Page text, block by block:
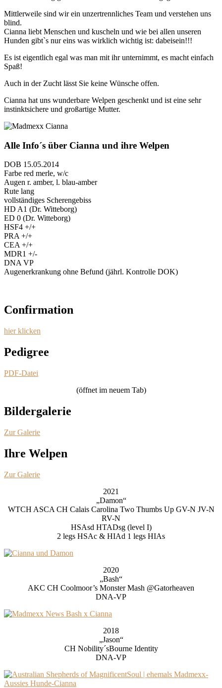
Mittlerweile sind wir ein unzertrennliches Team und verstehen uns
blind.
Cianna liebt Menschen und kuscheln und wie bei allen unseren
Hunden gibt`s nur eins was wirklich wichtig ist: dabeisein!!!
Es ist eigentlich egal was man mit ihr unternimmt, es macht einfach
Spaß!
Auch in der Zucht lässt Sie keine Wünsche offen.
Cianna hat uns wunderbare Welpen geschenkt und ist eine sehr
instinktsichere und großartige Mutter.
Alle Info´s über Cianna und ihre Welpen
DOB 15.05.2014
Farbe red merle, w/c
Augen r. amber, l. blau-amber
Rute lang
vollständiges Scherengebiss
HD A1 (Dr. Witteborg)
ED 0 (Dr. Witteborg)
HSF4 +/+
PRA +/+
CEA +/+
MDR1 +/-
DNA VP
Augenerkrankung ohne Befund (jährl. Kontrolle DOK)
Confirmation
hier klicken
Pedigree
PDF-Datei
(öffnet im neuem Tab)
Bildergalerie
Zur Galerie
Ihre Welpen
Zur Galerie
2021
„Damon“
WTCH ASCA CH Calais Carolina Two Thumbs Up GV-N JV-N
RV-N
HSAsd HTADsg (level I)
2 legs HSAc & HIAd 1 legs HIAs
2020
„Bash“
AKC CH Coolmoor’s Monster Mash @Gatorheaven
DNA-VP
2018
„Jason“
CH Nobility´sBourne Identity
DNA-VP